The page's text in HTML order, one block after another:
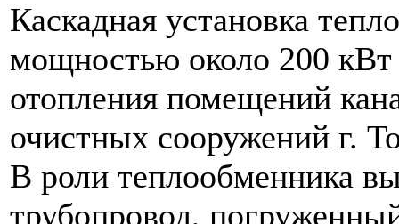
Каскадная установка
мощностью около 200 кВт
отопления помещений
очистных сооружений г.
В роли теплообменника
трубопровод,